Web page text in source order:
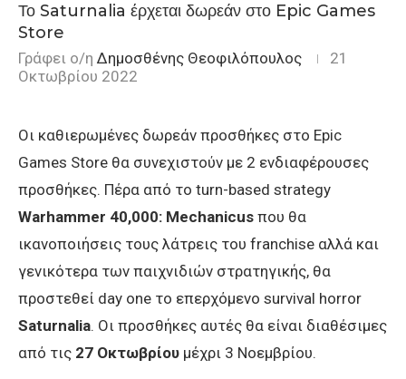
Το Saturnalia έρχεται δωρεάν στο Epic Games
Store
Γράφει ο/η Δημοσθένης Θεοφιλόπουλος
21
Οκτωβρίου 2022
Οι καθιερωμένες δωρεάν προσθήκες στο Epic
Games Store θα συνεχιστούν με 2 ενδιαφέρουσες
προσθήκες. Πέρα από το turn-based strategy
Warhammer 40,000: Mechanicus που θα
ικανοποιήσεις τους λάτρεις του franchise αλλά και
γενικότερα των παιχνιδιών στρατηγικής, θα
προστεθεί day one το επερχόμενο survival horror
Saturnalia. Oι προσθήκες αυτές θα είναι διαθέσιμες
από τις 27 Οκτωβρίου μέχρι 3 Νοεμβρίου.